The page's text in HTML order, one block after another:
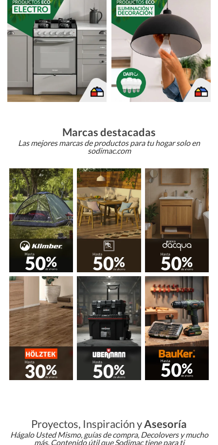
Marcas destacadas
Las mejores marcas de productos para tu hogar solo en
sodimac.com
Proyectos, Inspiración yAsesoría
Hágalo Usted Mismo, guías de compra, Decolovers y mucho
más. Contenido útil que Sodimac tiene para ti